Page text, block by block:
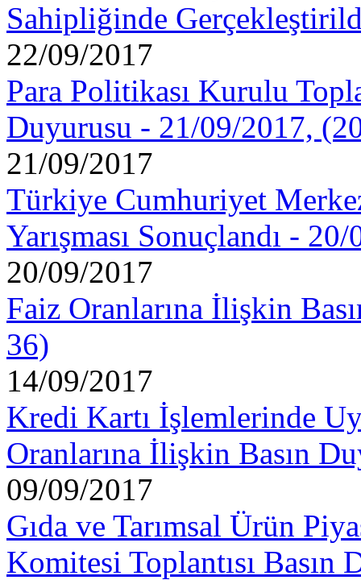
Sahipliğinde
22/09/2017
Para Politikası Kurulu
Duyurusu - 21/09/2017,
21/09/2017
Türkiye Cumhuriyet
Yarışması Sonuçlandı -
20/09/2017
Faiz Oranlarına İlişkin
36)
14/09/2017
Kredi Kartı İşlemlerinde
Oranlarına İlişkin Basın
09/09/2017
Gıda ve Tarımsal Ürün
Komitesi Toplantısı